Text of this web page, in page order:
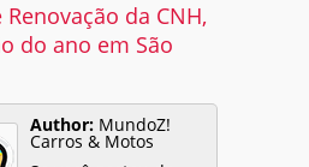
da CNH,
do ano em São
Author:MundoZ!
Carros & Motos